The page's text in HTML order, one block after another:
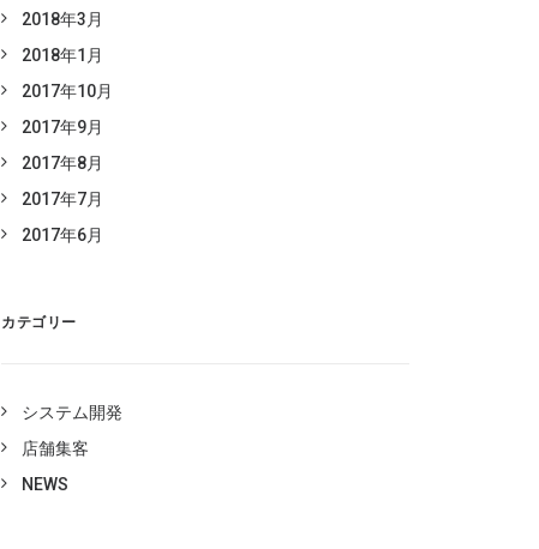
2018年3月
2018年1月
2017年10月
2017年9月
2017年8月
2017年7月
2017年6月
カテゴリー
システム開発
店舗集客
NEWS